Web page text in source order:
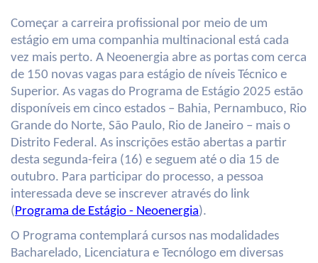
Começar a carreira profissional por meio de um
estágio em uma companhia multinacional está cada
vez mais perto. A Neoenergia abre as portas com cerca
de 150 novas vagas para estágio de níveis Técnico e
Superior. As vagas do Programa de Estágio 2025 estão
disponíveis em cinco estados – Bahia, Pernambuco, Rio
Grande do Norte, São Paulo, Rio de Janeiro – mais o
Distrito Federal. As inscrições estão abertas a partir
desta segunda-feira (16) e seguem até o dia 15 de
outubro. Para participar do processo, a pessoa
interessada deve se inscrever através do link
(Programa de Estágio - Neoenergia).
O Programa contemplará cursos nas modalidades
Bacharelado, Licenciatura e Tecnólogo em diversas